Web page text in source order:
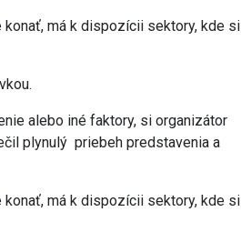
konať, má k dispozícii sektory, kde si
alebo iné faktory, si organizátor
plynulý priebeh predstavenia a
konať, má k dispozícii sektory, kde si